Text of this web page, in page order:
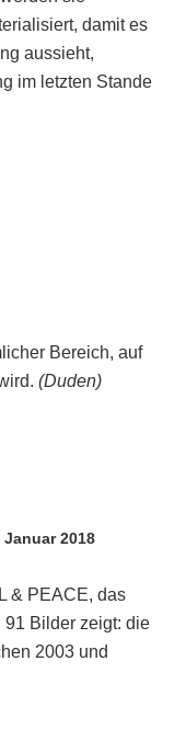
damit es
aussieht,
im letzten Stande
Bereich, auf
(Duden)
2018
& PEACE, das
91 Bilder zeigt: die
2003 und